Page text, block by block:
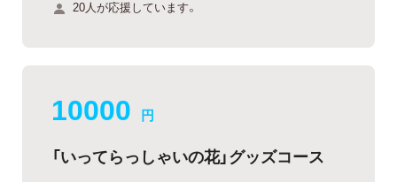
20人が応援しています。
10000 円
「いってらっしゃいの花」グッズコース